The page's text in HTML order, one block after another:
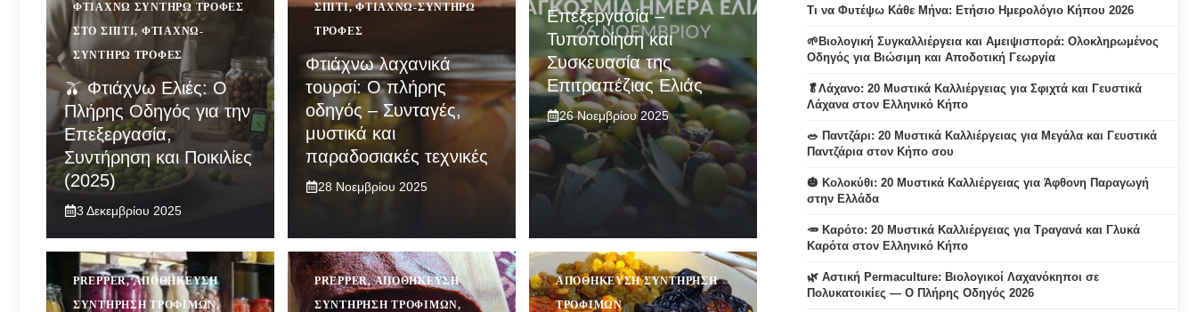
ΦΤΙΆΧΝΩ ΣΥΝΤΗΡΏ ΤΡΟΦΈΣ
ΣΤΟ ΣΠΊΤΙ, ΦΤΙΆΧΝΩ-
ΣΥΝΤΗΡΏ ΤΡΟΦΈΣ
🫒 Φτιάχνω Ελιές: Ο
Πλήρης Οδηγός για την
Επεξεργασία,
Συντήρηση και Ποικιλίες
(2025)
3 Δεκεμβρίου 2025
ΣΠΊΤΙ,ΦΤΙΆΧΝΩ-ΣΥΝΤΗΡΏ
ΤΡΟΦΈΣ
Φτιάχνω λαχανικά
τουρσί: Ο πλήρης
οδηγός – Συνταγές,
μυστικά και
παραδοσιακές τεχνικές
28 Νοεμβρίου 2025
Επεξεργασία –
Τυποποίηση και
Συσκευασία της
Επιτραπέζιας Ελιάς
26 Νοεμβρίου 2025
PREPPER,ΑΠΟΘΉΚΕΥΣΗ
ΣΥΝΤΉΡΗΣΗ ΤΡΟΦΊΜΩΝ,
PREPPER,ΑΠΟΘΉΚΕΥΣΗ
ΣΥΝΤΉΡΗΣΗ ΤΡΟΦΊΜΩΝ,
ΑΠΟΘΉΚΕΥΣΗ ΣΥΝΤΉΡΗΣΗ
ΤΡΟΦΊΜΩΝ
Τι να Φυτέψω Κάθε Μήνα: Ετήσιο Ημερολόγιο Κήπου 2026
🌱Βιολογική Συγκαλλιέργεια και Αμειψισπορά: Ολοκληρωμένος
Οδηγός για Βιώσιμη και Αποδοτική Γεωργία
🥬Λάχανο: 20 Μυστικά Καλλιέργειας για Σφιχτά και Γευστικά
Λάχανα στον Ελληνικό Κήπο
🥗 Παντζάρι: 20 Μυστικά Καλλιέργειας για Μεγάλα και Γευστικά
Παντζάρια στον Κήπο σου
🎃 Κολοκύθι: 20 Μυστικά Καλλιέργειας για Άφθονη Παραγωγή
στην Ελλάδα
🥕 Καρότο: 20 Μυστικά Καλλιέργειας για Τραγανά και Γλυκά
Καρότα στον Ελληνικό Κήπο
🌿 Αστική Permaculture: Βιολογικοί Λαχανόκηποι σε
Πολυκατοικίες — Ο Πλήρης Οδηγός 2026